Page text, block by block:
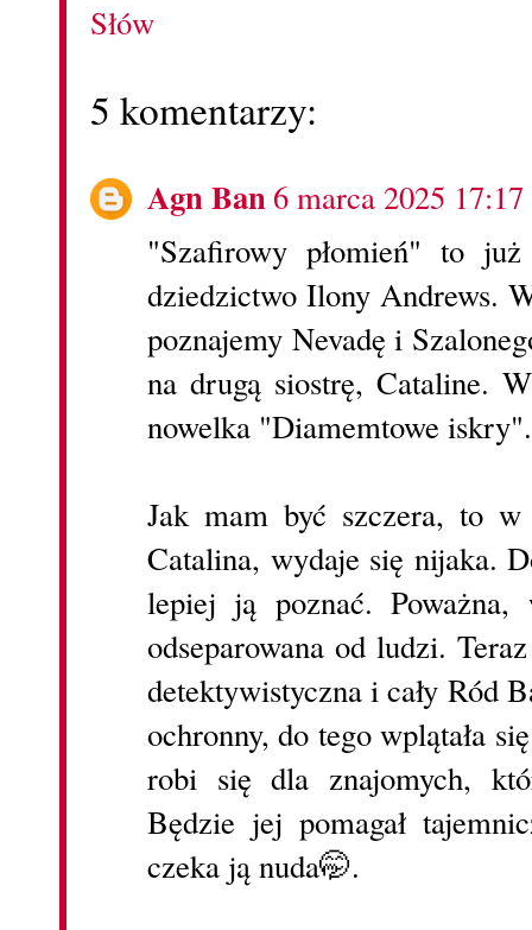
Słów
5 komentarzy:
Agn Ban6 marca 2025 17:17
"Szafirowy płomień" to
dziedzictwo Ilony Andrews.
poznajemy Nevadę i
na drugą siostrę, Cataline.
nowelka "Diamemtowe iskry".
Jak mam być szczera, to w
Catalina, wydaje się nijaka.
lepiej ją poznać.
odseparowana od ludzi.
detektywistyczna i cały Ród
ochronny, do tego wplątała
robi się dla znajomych,
Będzie jej pomagał
czeka ją nuda🤭.